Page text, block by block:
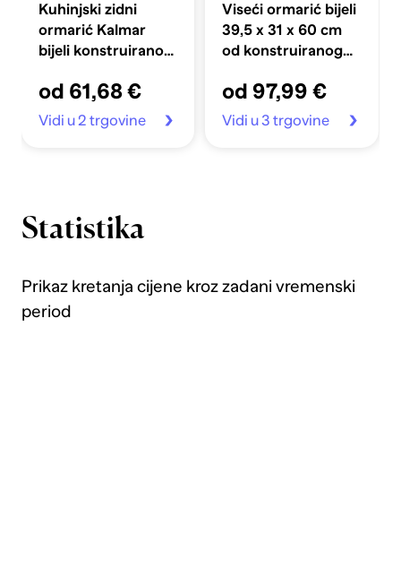
Kuhinjski zidni
ormarić Kalmar
bijeli konstruirano
od 61,68 €
Vidi u 2 trgovine
Viseći ormarić bijeli
39,5 x 31 x 60 cm
od konstruiranog
od 97,99 €
Vidi u 3 trgovine
Statistika
Prikaz kretanja cijene kroz zadani vremenski
period